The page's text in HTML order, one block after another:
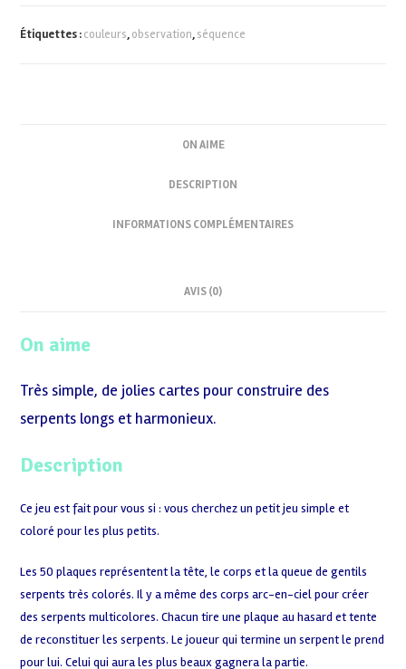
Étiquettes :couleurs,observation,séquence
ON AIME
DESCRIPTION
INFORMATIONS COMPLÉMENTAIRES
AVIS (0)
On aime
Très simple, de jolies cartes pour construire des
serpents longs et harmonieux.
Description
Ce jeu est fait pour vous si : vous cherchez un petit jeu simple et
coloré pour les plus petits.
Les 50 plaques représentent la tête, le corps et la queue de gentils
serpents très colorés. Il y a même des corps arc-en-ciel pour créer
des serpents multicolores. Chacun tire une plaque au hasard et tente
de reconstituer les serpents. Le joueur qui termine un serpent le prend
pour lui. Celui qui aura les plus beaux gagnera la partie.